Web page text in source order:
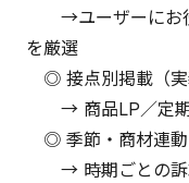
→ユーザーにお役
を厳選
◎ 接点別掲載（実
→ 商品LP／定期
◎ 季節・商材連動
→ 時期ごとの訴